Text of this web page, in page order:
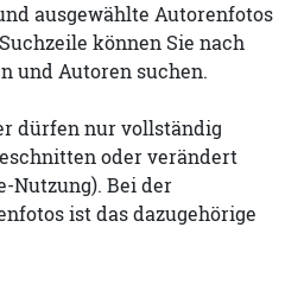
ausgewählte Autorenfotos
können Sie nach
und Autoren suchen.
dürfen nur vollständig
oder verändert
Nutzung). Bei der
ist das dazugehörige